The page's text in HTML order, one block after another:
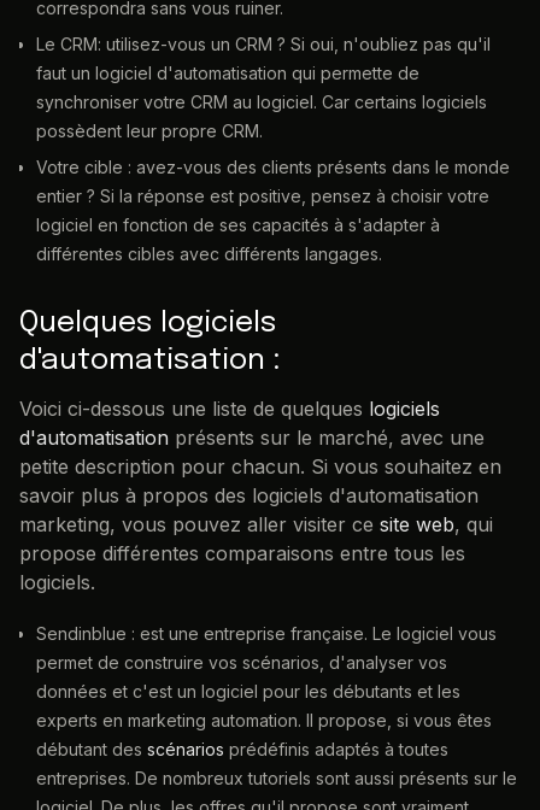
correspondra sans vous ruiner.
Le CRM: utilisez-vous un CRM ? Si oui, n'oubliez pas qu'il
faut un logiciel d'automatisation qui permette de
synchroniser votre CRM au logiciel. Car certains logiciels
possèdent leur propre CRM.
Votre cible : avez-vous des clients présents dans le monde
entier ? Si la réponse est positive, pensez à choisir votre
logiciel en fonction de ses capacités à s'adapter à
différentes cibles avec différents langages.
Quelques logiciels
d'automatisation :
Voici ci-dessous une liste de quelques logiciels
d'automatisation présents sur le marché, avec une
petite description pour chacun. Si vous souhaitez en
savoir plus à propos des logiciels d'automatisation
marketing, vous pouvez aller visiter ce site web, qui
propose différentes comparaisons entre tous les
logiciels.
Sendinblue : est une entreprise française. Le logiciel vous
permet de construire vos scénarios, d'analyser vos
données et c'est un logiciel pour les débutants et les
experts en marketing automation. Il propose, si vous êtes
débutant des scénarios prédéfinis adaptés à toutes
entreprises. De nombreux tutoriels sont aussi présents sur le